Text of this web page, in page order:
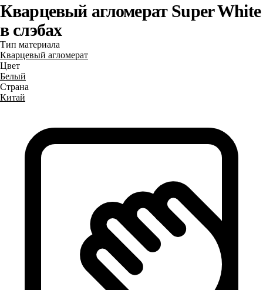
Кварцевый агломерат Super White
в слэбах
Тип материала
Кварцевый агломерат
Цвет
Белый
Страна
Китай